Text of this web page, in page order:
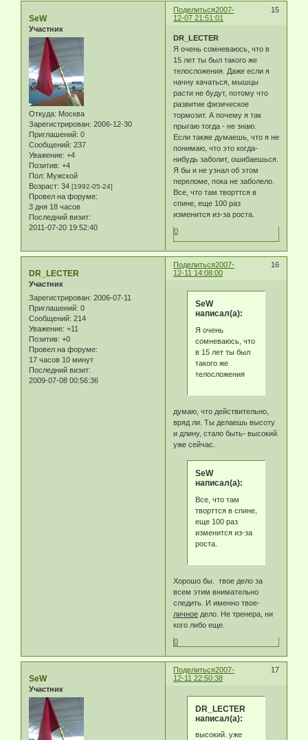
Поделиться 15
2007-
12-07 21:51:01
SeW
Участник
Откуда: Москва
Зарегистрирован: 2006-12-30
Приглашений: 0
Сообщений: 237
Уважение: +4
Позитив: +4
Пол: Мужской
Возраст: 34 [1992-05-24]
Провел на форуме:
3 дня 18 часов
Последний визит:
2011-07-20 19:52:40
DR_LECTER
Я очень сомневаюсь, что в
15 лет ты был такого же
телосложения. Даже если я
начну качаться, мышцы
расти не будут, потому что
развитие физическое
тормозит. А почему я так
прыгаю тогда - не знаю.
Если также думаешь, что я не
понимаю, что это когда-
нибудь заболит, ошибаешься.
Я бы и не узнал об этом
переломе, пока не заболело.
Все, что там творттся в
спине, еще 100 раз
изменится из-за роста.
0
Поделиться 16
2007-
12-11 14:08:00
DR_LECTER
Участник
Зарегистрирован: 2006-07-11
Приглашений: 0
Сообщений: 214
Уважение: +11
Позитив: +0
Провел на форуме:
17 часов 10 минут
Последний визит:
2009-07-08 00:56:36
SeW
написал(а):
Я очень
сомневаюсь, что
в 15 лет ты был
такого же
телосложения
думаю, что действительно,
вряд ли. Ты делаешь высоту
и длину, стало быть- высокий.
уже сейчас.
SeW
написал(а):
Все, что там
творттся в спине,
еще 100 раз
изменится из-за
роста.
Хорошо бы. твое дело за
всем этим внимательно
следить. И именно твое-
личное дело. Не тренера, ни
кого либо еще.
0
Поделиться 17
2007-
12-11 22:50:38
SeW
Участник
DR_LECTER
написал(а):
высокий. уже